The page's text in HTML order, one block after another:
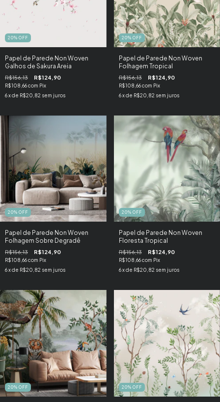
20% OFF
Papel de Parede Non Woven
Galhos de Sakura Areia
R$156,13 R$124,90
R$108,66com Pix
6x de R$20,82 sem juros
20% OFF
Papel de Parede Non Woven
Folhagem Tropical
R$156,13 R$124,90
R$108,66com Pix
6 x de R$20,82 sem juros
20% OFF
Papel de Parede Non Woven
Folhagem Sobre Degradê
R$156,13 R$124,90
R$108,66com Pix
6x de R$20,82 sem juros
20% OFF
Papel de Parede Non Woven
Floresta Tropical
R$156,13 R$124,90
R$108,66com Pix
6 x de R$20,82 sem juros
20% OFF 20% OFF